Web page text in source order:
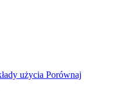
użycia Porównaj